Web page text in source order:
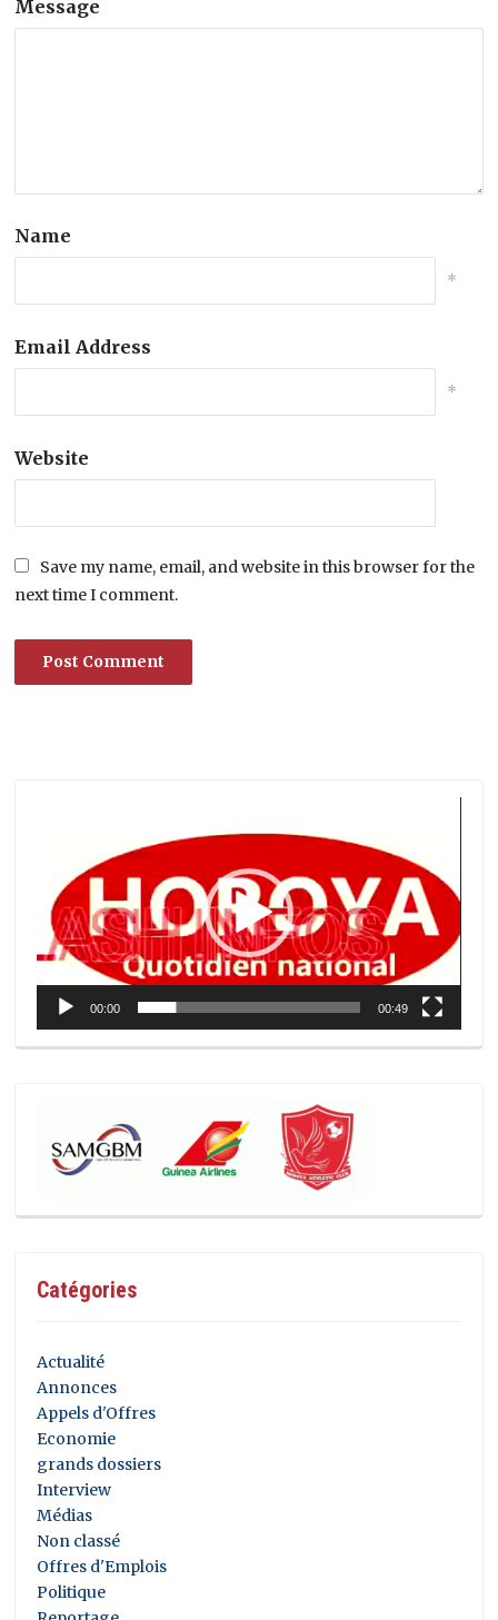
Message
Name
*
Email Address
*
Website
Save my name, email, and website in this browser for the
next time I comment.
00:00 00:49
Catégories
Actualité
Annonces
Appels d'Offres
Economie
grands dossiers
Interview
Médias
Non classé
Offres d'Emplois
Politique